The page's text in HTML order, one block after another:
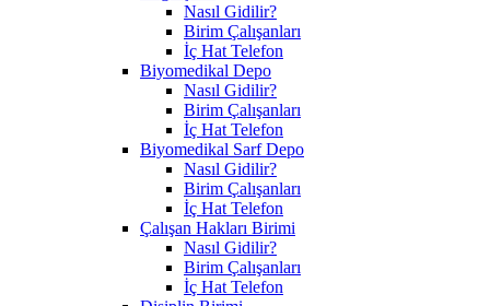
Nasıl Gidilir?
Birim Çalışanları
İç Hat Telefon
Biyomedikal Depo
Nasıl Gidilir?
Birim Çalışanları
İç Hat Telefon
Biyomedikal Sarf Depo
Nasıl Gidilir?
Birim Çalışanları
İç Hat Telefon
Çalışan Hakları Birimi
Nasıl Gidilir?
Birim Çalışanları
İç Hat Telefon